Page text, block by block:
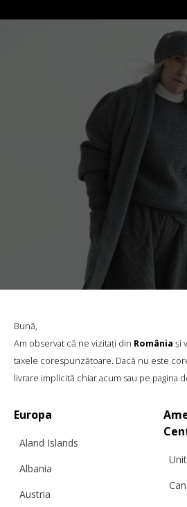
PANTALONI „CLOUDED
€329.00
Bună,
Am observat că ne vizitați din România și
taxele corespunzătoare. Dacă nu este
livrare implicită chiar acum sau pe pagina
Europa
Aland Islands
Albania
Austria